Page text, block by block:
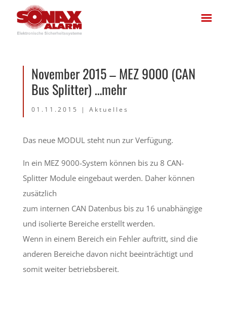
November 2015 – MEZ 9000 (CAN
Bus Splitter) …mehr
01.11.2015 | Aktuelles
Das neue MODUL steht nun zur Verfügung.
In ein MEZ 9000-System können bis zu 8 CAN-
Splitter Module eingebaut werden. Daher können
zusätzlich
zum internen CAN Datenbus bis zu 16 unabhängige
und isolierte Bereiche erstellt werden.
Wenn in einem Bereich ein Fehler auftritt, sind die
anderen Bereiche davon nicht beeinträchtigt und
somit weiter betriebsbereit.